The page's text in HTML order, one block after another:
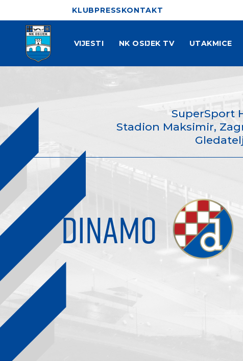
KLUBPRESSKONTAKT
VIJESTI NK OSIJEK TV UTAKMICE
SuperSport
Stadion Maksimir,
DINAMO